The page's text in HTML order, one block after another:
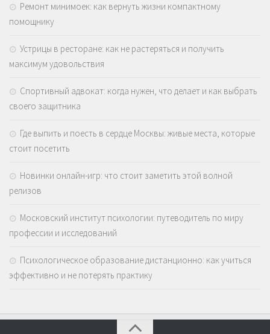
Ремонт минимоек: как вернуть жизни компактному
помощнику
Устрицы в ресторане: как не растеряться и получить
максимум удовольствия
Спортивный адвокат: когда нужен, что делает и как выбрать
своего защитника
Где выпить и поесть в сердце Москвы: живые места, которые
стоит посетить
Новинки онлайн-игр: что стоит заметить этой волной
релизов
Московский институт психологии: путеводитель по миру
профессии и исследований
Психологическое образование дистанционно: как учиться
эффективно и не потерять практику